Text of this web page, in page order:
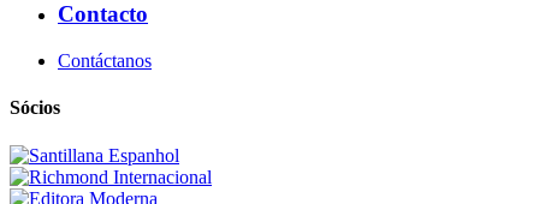
Contacto
Contáctanos
Sócios